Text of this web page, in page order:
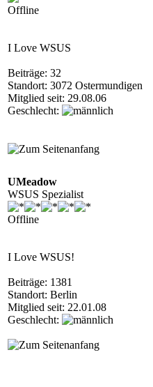
Offline
I Love WSUS
Beiträge: 32
Standort: 3072 Ostermundigen
Mitglied seit: 29.08.06
Geschlecht:
UMeadow
WSUS Spezialist
Offline
I Love WSUS!
Beiträge: 1381
Standort: Berlin
Mitglied seit: 22.01.08
Geschlecht: